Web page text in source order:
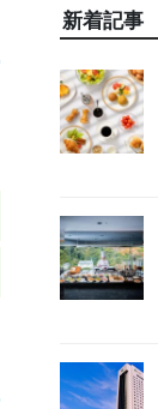
新着記事